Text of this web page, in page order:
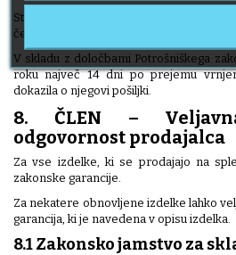
Stroški vračila so v breme kupca, razen
če se prodajalec izrecno strinja z
V skladu z določbami Potrošniškega
roku največ 14 dni po prejemu
dokazila o njegovi pošiljki.
8. ČLEN –
odgovornost prodajalca
Za vse izdelke, ki se prodajajo na
zakonske garancije.
Za nekatere obnovljene izdelke lahko
garancija, ki je navedena v opisu izdelka.
8.1 Zakonsko jamstvo za